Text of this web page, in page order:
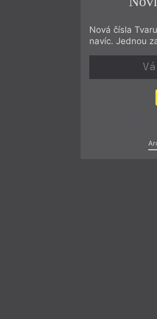
Nová čísla
navíc. Jednou